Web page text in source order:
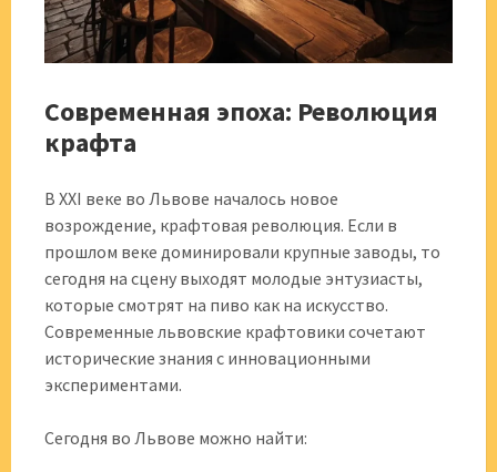
Современная эпоха: Революция
крафта
В XXI веке во Львове началось новое
возрождение, крафтовая революция. Если в
прошлом веке доминировали крупные заводы, то
сегодня на сцену выходят молодые энтузиасты,
которые смотрят на пиво как на искусство.
Современные львовские крафтовики сочетают
исторические знания с инновационными
экспериментами.
Сегодня во Львове можно найти: